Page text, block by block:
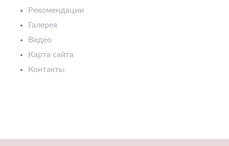
Рекомендации
Галерея
Видео
Карта сайта
Контакты